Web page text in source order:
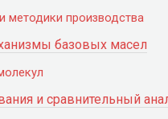
методики производства
базовых масел
и сравнительный